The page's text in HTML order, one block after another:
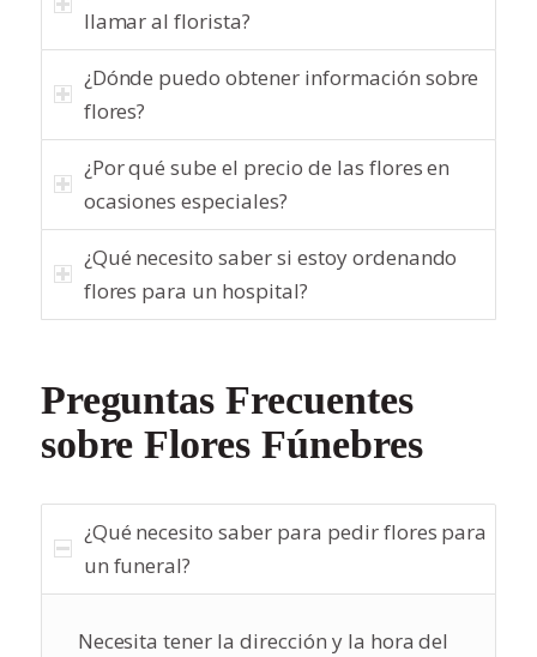
llamar al florista?
¿Dónde puedo obtener información sobre
flores?
¿Por qué sube el precio de las flores en
ocasiones especiales?
¿Qué necesito saber si estoy ordenando
flores para un hospital?
Preguntas Frecuentes
sobre Flores Fúnebres
¿Qué necesito saber para pedir flores para
un funeral?
Necesita tener la dirección y la hora del